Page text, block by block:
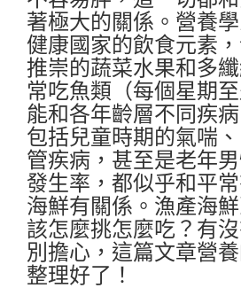
著極大的關係。營養
健康國家的飲食元素
推崇的蔬菜水果和多
常吃魚類（每個星期
能和各年齡層不同疾
包括兒童時期的氣喘
管疾病，甚至是老年
發生率，都似乎和平
海鮮有關係。漁產海
該怎麼挑怎麼吃？有
別擔心，這篇文章營
整理好了！